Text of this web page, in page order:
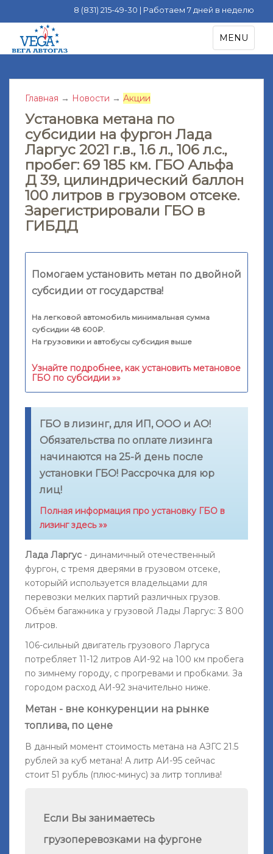
8 (831) 215-49-30 | Работаем 7 дней в неделю
i
TOGGLE
MENU
Главная → Новости → Акции
Установка метана по
субсидии на фургон Лада
Ларгус 2021 г.в., 1.6 л., 106 л.с.,
пробег: 69 185 км. ГБО Альфа
Д 39, цилиндрический баллон
100 литров в грузовом отсеке.
Зарегистрировали ГБО в
ГИБДД
Помогаем установить метан по двойной
субсидии от государства!
На легковой автомобиль минимальная сумма
субсидии 48 600₽.
На грузовики и автобусы субсидия выше
Узнайте подробнее, как установить метановое
ГБО по субсидии »»
ГБО в лизинг, для ИП, ООО и АО!
Обязательства по оплате лизинга
начинаются на 25-й день после
установки ГБО! Рассрочка для юр
лиц!
Полная информация про установку ГБО в
лизинг здесь »»
Лада Ларгус - динамичный отечественный
фургон, с тремя дверями в грузовом отсеке,
которыйй используется владельцами для
перевозки мелких партий различных грузов.
Объём багажника у грузовой Лады Ларгус: 3 800
литров.
106-сильный двигатель грузового Ларгуса
потребляет 11-12 литров АИ-92 на 100 км пробега
по зимнему городу, с прогревами и пробками. За
городом расход АИ-92 значительно ниже.
Метан - вне конкуренции на рынке
топлива, по цене
В данный момент стоимость метана на АЗГС 21.5
рублей за куб метана! А литр АИ-95 сейчас
стоит 51 рубль (плюс-минус) за литр топлива!
Если Вы занимаетесь
грузоперевозками на фургоне